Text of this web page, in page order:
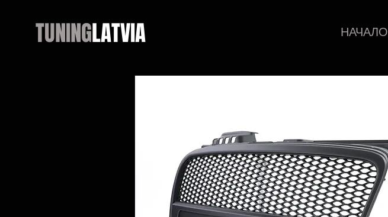
TUNINGLATVIA НАЧАЛО